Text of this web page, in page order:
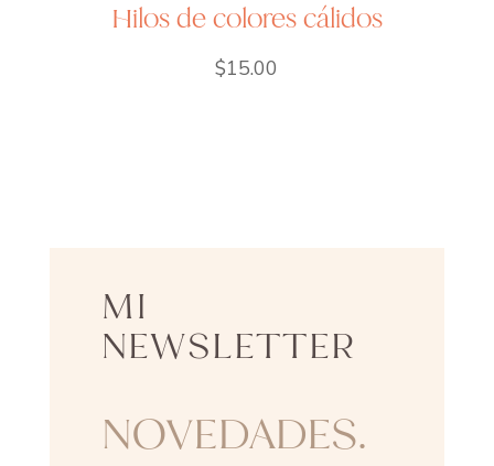
Hilos de colores cálidos
$15.00
MI
NEWSLETTER
NOVEDADES.